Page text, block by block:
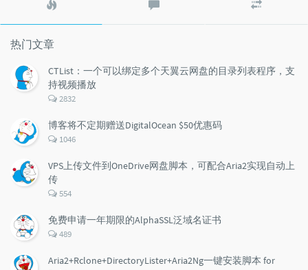
文
评
文
热门文章
CTList：一个可以绑定多个天翼云网盘的目录列表程序，支
持视频播放
评
数：
2832
博客将不定期赠送DigitalOcean $50优惠码
评
数：
1046
VPS上传文件到OneDrive网盘脚本，可配合Aria2实现自动上
传
评
数：
554
免费申请一年期限的AlphaSSL泛域名证书
评
数：
489
Aria2+Rclone+DirectoryLister+Aria2Ng一键安装脚本 for